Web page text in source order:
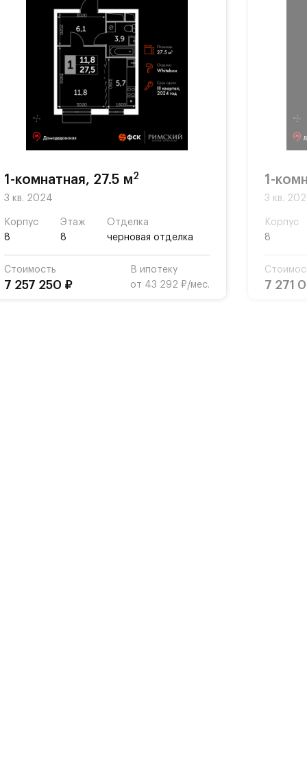
1-комнатная, 27.5 м2
3 кв. 2024
Корпус
8
Этаж
8
Отделка
черновая отделка
Стоимость
7 257 250 ₽
В ипотеку
от 43 292 ₽/мес.
1-
3 кв.
Корпус
8
7 271